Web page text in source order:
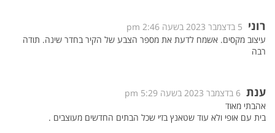
רוני 5 בדצמבר 2023 בשעה 2:46 pm
עיצוב מקסים. אשמח לדעת את מספר הצבע של הקיר בחדר שינה. תודה
רבה
ענת 6 בדצמבר 2023 בשעה 5:29 pm
אהבתי מאוד
בית עם אופי ולא עוד שטאנץ בז׳י שכל הבתים החדשים מעוצבים .